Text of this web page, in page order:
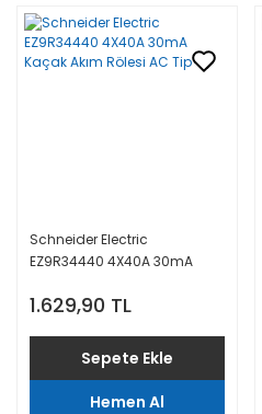
Schneider Electric
EZ9R34440 4X40A 30mA
1.629,90 TL
Sepete Ekle
Hemen Al